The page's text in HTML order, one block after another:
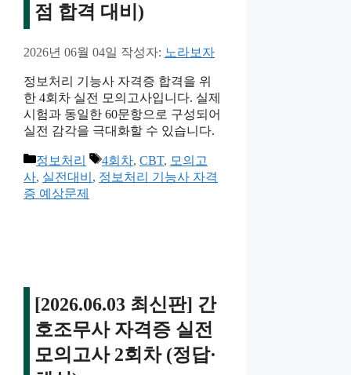
점 합격 대비)
2026년 06월 04일 작성자: 노라보자
정보처리 기능사 자격증 합격을 위
한 4회차 실전 모의고사입니다. 실제
시험과 동일한 60문항으로 구성되어
실전 감각을 극대화할 수 있습니다.
카
테
고
정보처리
태
그
4회차, CBT, 모의고
사, 실전대비 , 정보처리 기능사 자격
증 예상문제
[2026.06.03 최신판] 간
호조무사 자격증 실전
모의고사 2회차 (정답·